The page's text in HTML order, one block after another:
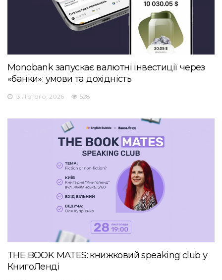
Monobank запускає валютні інвестиції через
«банки»: умови та дохідність
13 Лютого, 2026 528
THE BOOK MATES: книжковий speaking club у
КнигоЛенді